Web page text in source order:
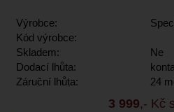
Výrobce:
Kód výrobce:
Skladem:
Ne
Dodací lhůta:
Záruční lhůta:
24
3 999,- Kč